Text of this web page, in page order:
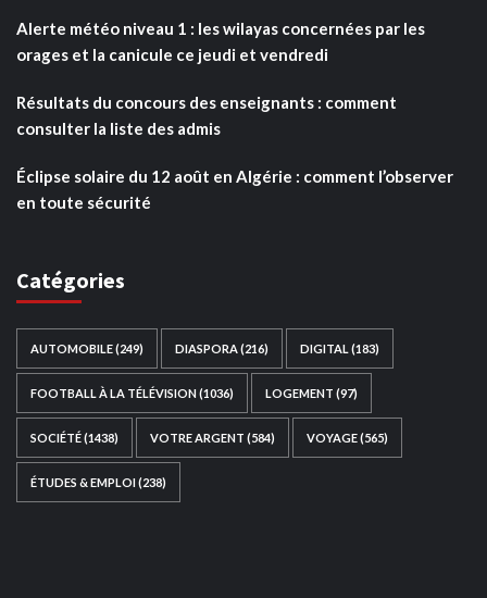
Alerte météo niveau 1 : les wilayas concernées par les
orages et la canicule ce jeudi et vendredi
Résultats du concours des enseignants : comment
consulter la liste des admis
Éclipse solaire du 12 août en Algérie : comment l’observer
en toute sécurité
Catégories
AUTOMOBILE(249) DIASPORA(216) DIGITAL (183)
FOOTBALL À LA TÉLÉVISION(1036) LOGEMENT (97)
SOCIÉTÉ(1438) VOTRE ARGENT (584) VOYAGE(565)
ÉTUDES & EMPLOI(238)